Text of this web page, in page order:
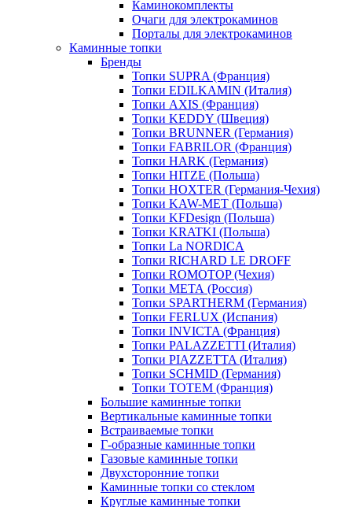
Каминокомплекты
Очаги для электрокаминов
Порталы для электрокаминов
Каминные топки
Бренды
Топки SUPRA (Франция)
Топки EDILKAMIN (Италия)
Топки AXIS (Франция)
Топки KEDDY (Швеция)
Топки BRUNNER (Германия)
Топки FABRILOR (Франция)
Топки HARK (Германия)
Топки HITZE (Польша)
Топки HOXTER (Германия-Чехия)
Топки KAW-MET (Польша)
Топки KFDesign (Польша)
Топки KRATKI (Польша)
Топки La NORDICA
Топки RICHARD LE DROFF
Топки ROMOTOP (Чехия)
Топки МЕТА (Россия)
Топки SPARTHERM (Германия)
Топки FERLUX (Испания)
Топки INVICTA (Франция)
Топки PALAZZETTI (Италия)
Топки PIAZZETTA (Италия)
Топки SCHMID (Германия)
Топки TOTEM (Франция)
Большие каминные топки
Вертикальные каминные топки
Встраиваемые топки
Г-образные каминные топки
Газовые каминные топки
Двухсторонние топки
Каминные топки со стеклом
Круглые каминные топки